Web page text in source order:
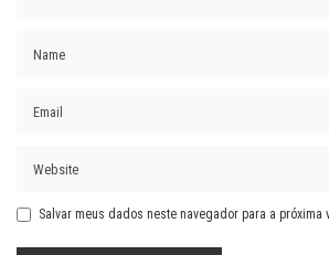
Salvar meus dados neste navegador para a próxima